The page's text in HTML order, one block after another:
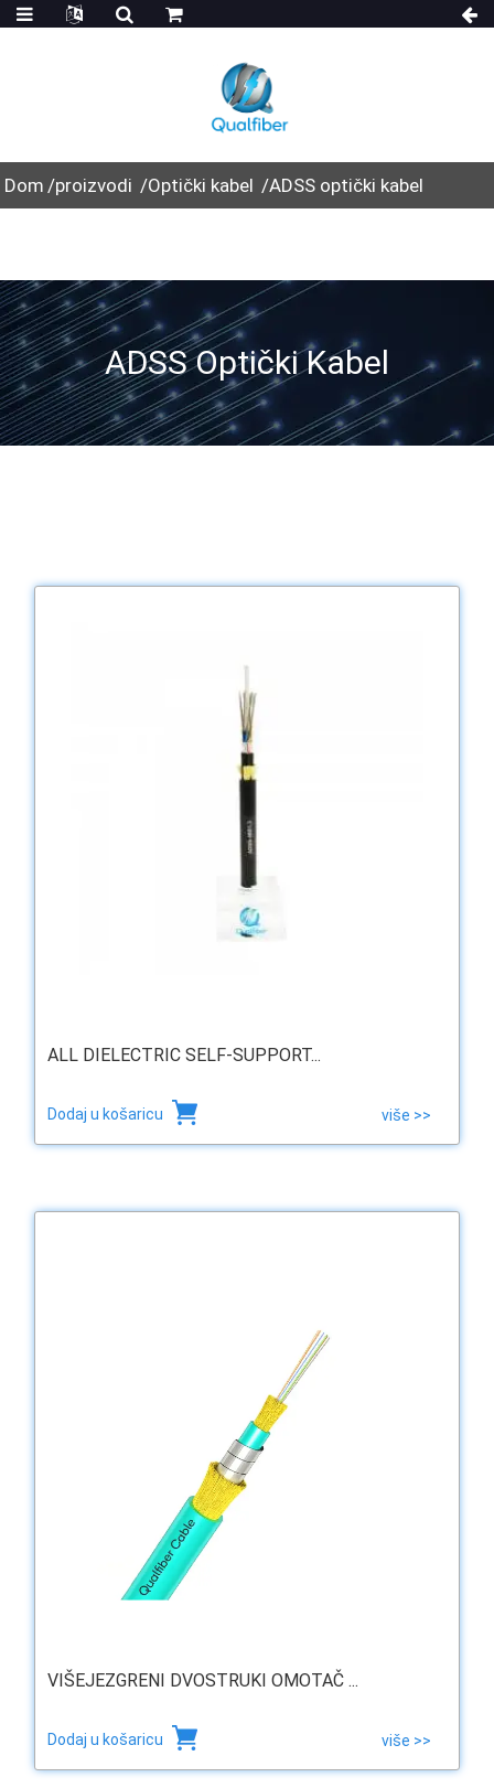
Dom proizvodi Optički kabel ADSS optički kabel
ADSS Optički Kabel
ALL DIELECTRIC SELF-SUPPORT...
Dodaj u košaricu više >>
VIŠEJEZGRENI DVOSTRUKI OMOTAČ ...
Dodaj u košaricu više >>